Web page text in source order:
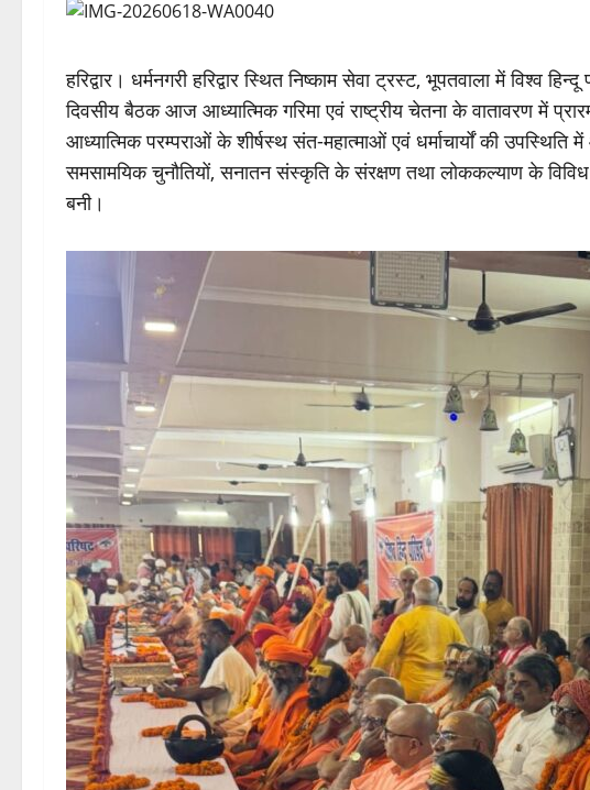
हरिद्वार। धर्मनगरी हरिद्वार स्थित निष्काम सेवा ट्रस्ट, भूपतवाला में विश्व
दिवसीय बैठक आज आध्यात्मिक गरिमा एवं राष्ट्रीय चेतना के वातावरण में
आध्यात्मिक परम्पराओं के शीर्षस्थ संत-महात्माओं एवं धर्माचार्यों की
समसामयिक चुनौतियों, सनातन संस्कृति के संरक्षण तथा लोककल्याण के
बनी।